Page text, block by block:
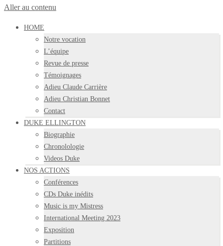
Aller au contenu
HOME
Notre vocation
L’équipe
Revue de presse
Témoignages
Adieu Claude Carrière
Adieu Christian Bonnet
Contact
DUKE ELLINGTON
Biographie
Chronolologie
Videos Duke
NOS ACTIONS
Conférences
CDs Duke inédits
Music is my Mistress
International Meeting 2023
Exposition
Partitions